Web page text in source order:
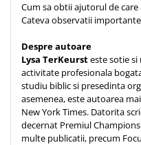
Cum sa obtii ajutorul de care
Cateva observatii
Despre autoare
Lysa TerKeursteste sotie si
activitate profesionala
studiu biblic si presedinta
asemenea, este autoarea
New York Times. Datorita
decernat Premiul
multe publicatii, precum